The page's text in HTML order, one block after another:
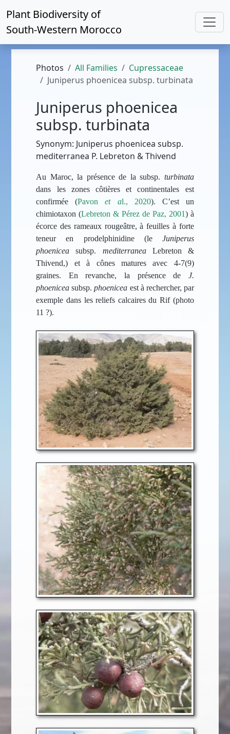
Plant Biodiversity of
South-Western Morocco
Photos All Families
Cupressaceae
Juniperus phoenicea subsp. turbinata
Juniperus phoenicea
subsp. turbinata
Synonym: Juniperus phoenicea subsp.
mediterranea P. Lebreton & Thivend
Au Maroc, la présence de la subsp. turbinata
dans les zones côtières etcontinentales est
confirmée (Pavonet al., 2020). C’est un
chimiotaxon (Lebreton & Pérez de Paz, 2001) à
écorce des rameaux rougeâtre, à feuilles à forte
teneur en prodelphinidine (le Juniperus
phoenicea subsp. mediterraneaLebreton &
Thivend,) et à cônes matures avec 4-7(9)
graines. En revanche, la présence de J.
phoeniceasubsp.phoenicea est à rechercher, par
exemple dans les reliefs calcaires du Rif (photo
11 ?).